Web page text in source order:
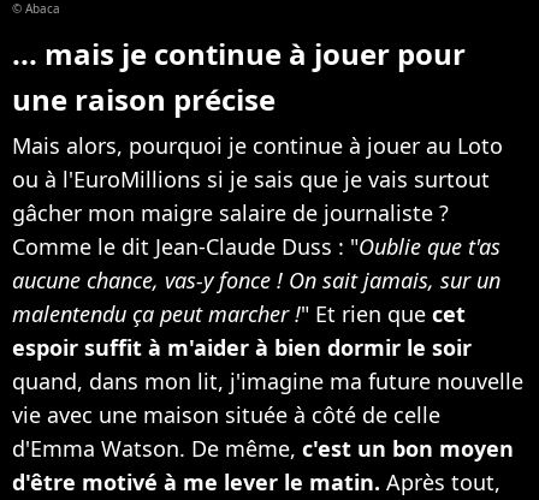
© Abaca
... mais je continue à jouer pour
une raison précise
Mais alors, pourquoi je continue à jouer au Loto
ou à l'EuroMillions si je sais que je vais surtout
gâcher mon maigre salaire de journaliste ?
Comme le dit Jean-Claude Duss : "Oublie que t'as
aucune chance, vas-y fonce ! On sait jamais, sur un
malentendu ça peut marcher !" Et rien que cet
espoir suffit à m'aider à bien dormir le soir
quand, dans mon lit, j'imagine ma future nouvelle
vie avec une maison située à côté de celle
d'Emma Watson. De même, c'est un bon moyen
d'être motivé à me lever le matin. Après tout,